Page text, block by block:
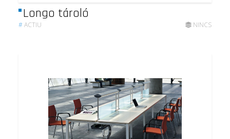
Longo tároló
#ACTIU NINCS